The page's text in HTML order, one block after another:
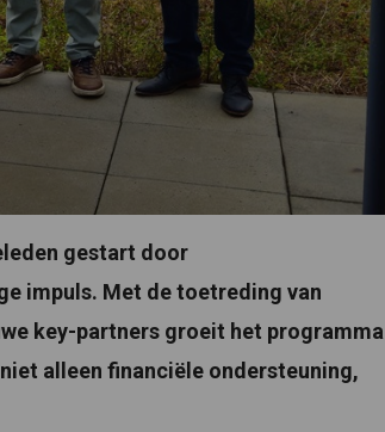
gestart door
impuls. Met de toetreding van
key-partners groeit het programma
alleen financiële ondersteuning,